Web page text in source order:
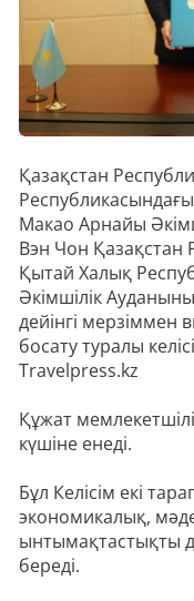
Қазақстан
Макао Арнайы
Вэн Чон Қазақстан
Қытай Халық
Әкімшілік
дейінгі мерзіммен
босату туралы
Travelpress.kz
Құжат
күшіне енеді.
Бұл Келісім екі
экономикалық,
ынтымақтастықты
береді.